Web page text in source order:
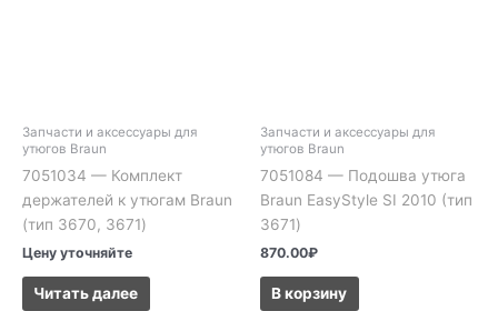
Запчасти и аксессуары для
утюгов Braun
7051034 — Комплект
держателей к утюгам Braun
(тип 3670, 3671)
Цену уточняйте
Читать далее
Запчасти и аксессуары для
утюгов Braun
7051084 — Подошва утюга
Braun EasyStyle SI 2010 (тип
3671)
870.00₽
В корзину